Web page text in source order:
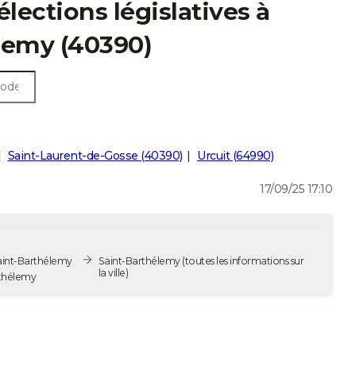
législatives à
(40390)
Saint-Laurent-de-Gosse (40390) Urcuit (64990)
17/09/25 17:10
Barthélemy
Barthélemy
Saint-Barthélemy(toutes les informations sur
la ville)